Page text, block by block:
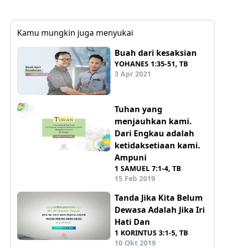
Kamu mungkin juga menyukai
Buah dari kesaksian
YOHANES 1:35-51, TB
3 Apr 2021
Tuhan yang
menjauhkan kami.
Dari Engkau adalah
ketidaksetiaan kami.
Ampuni
1 SAMUEL 7:1-4, TB
15 Feb 2019
Tanda Jika Kita Belum
Dewasa Adalah Jika Iri
Hati Dan
1 KORINTUS 3:1-5, TB
10 Okt 2019